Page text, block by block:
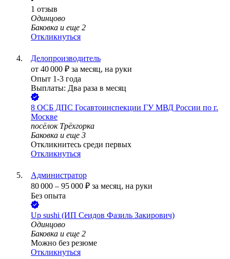
1 отзыв
Одинцово
Баковка и еще 2
Откликнуться
Делопроизводитель
от 40 000 ₽ за месяц, на руки
Опыт 1-3 года
Выплаты: Два раза в месяц
8 ОСБ ДПС Госавтоинспекции ГУ МВД России по г.
Москве
посёлок Трёхгорка
Баковка и еще 3
Откликнитесь среди первых
Откликнуться
Администратор
80 000 – 95 000 ₽ за месяц, на руки
Без опыта
Up sushi (ИП Сеидов Фазиль Закирович)
Одинцово
Баковка и еще 2
Можно без резюме
Откликнуться